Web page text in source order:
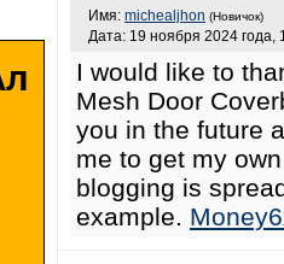
Имя: michealjhon (Новичок)
Дата: 19 ноября 2024 года,
I would like to
Mesh Door
you in the future
me to get my
blogging is
example.